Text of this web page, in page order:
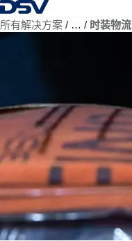
返回首页
所有解决方案 … 时装物流